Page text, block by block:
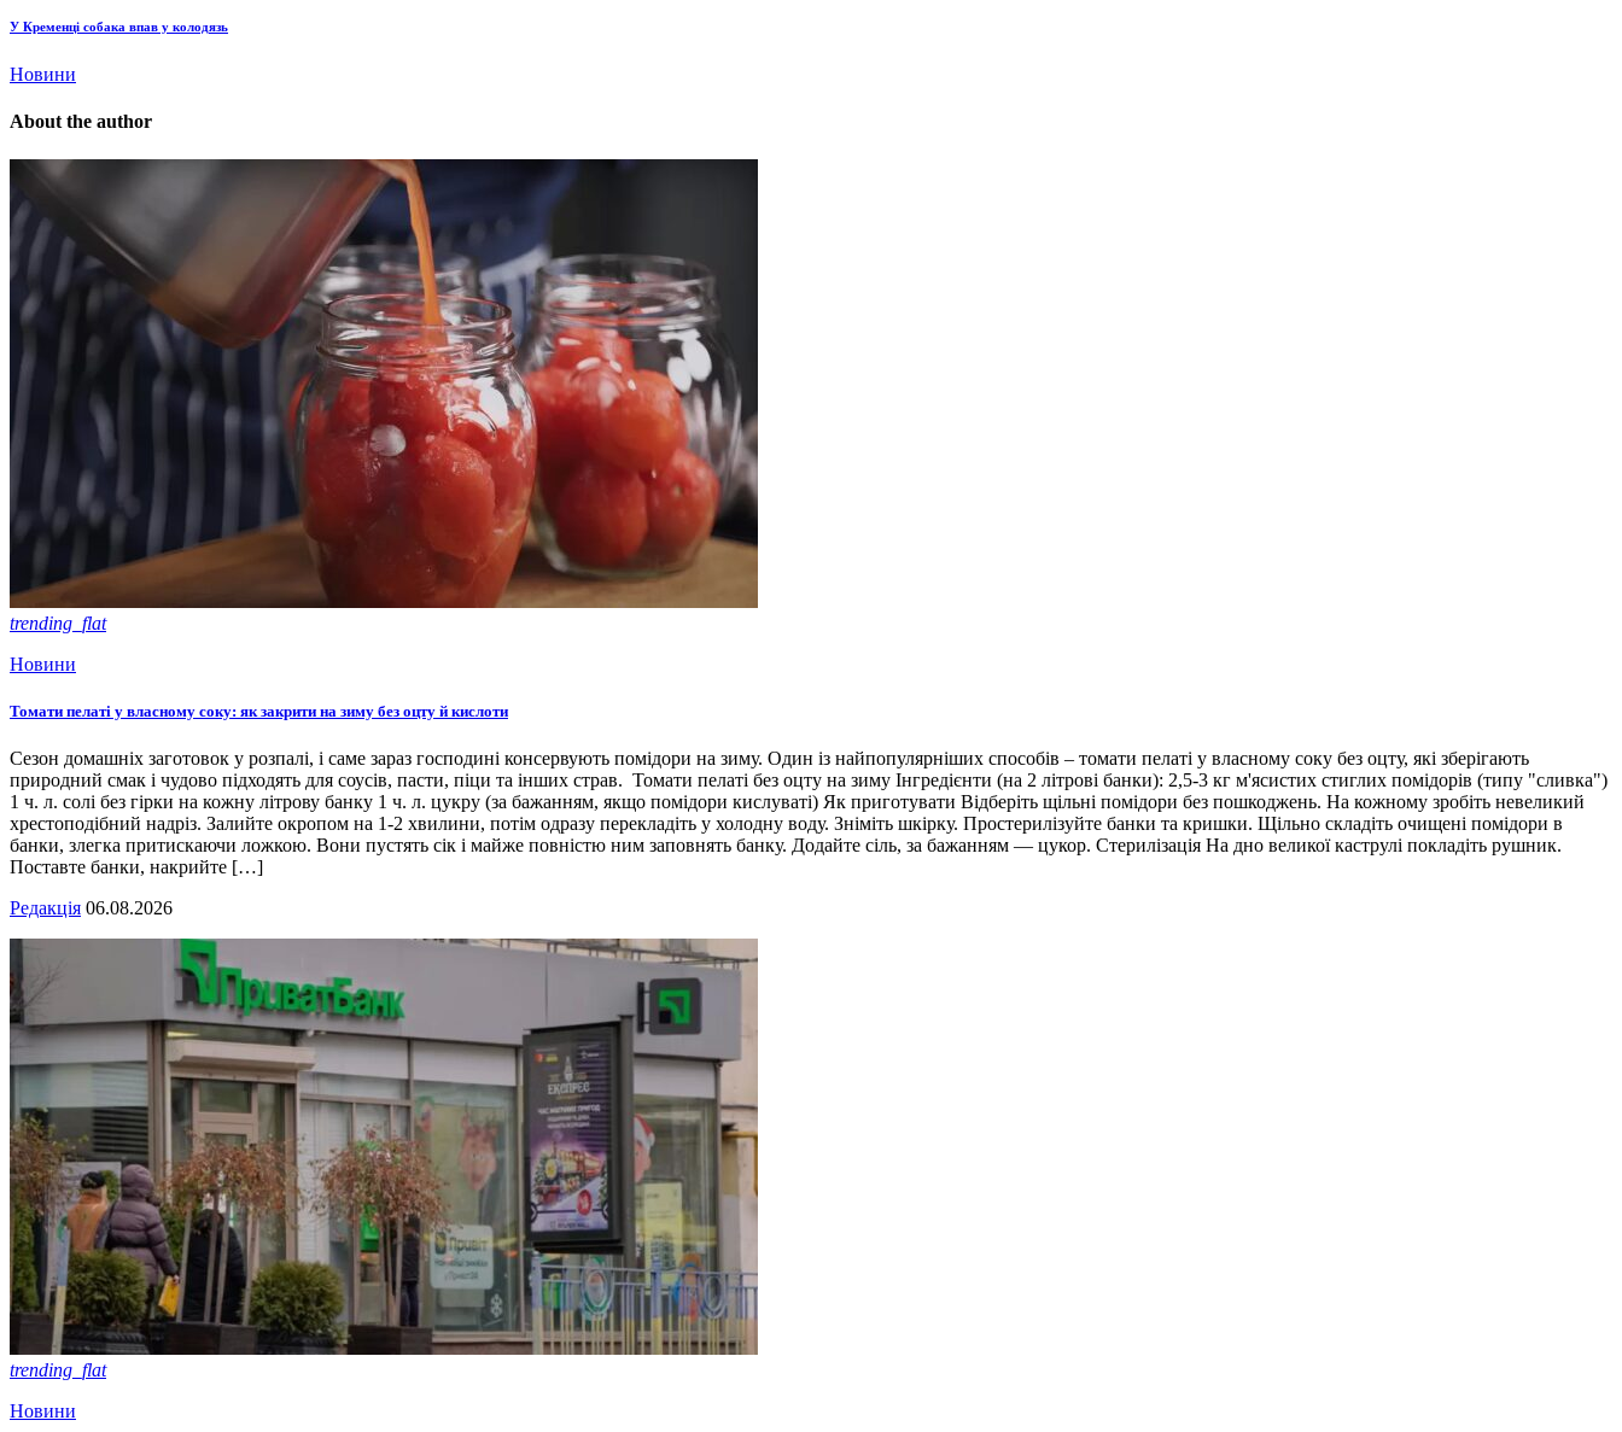
У Кременці собака впав у колодязь
Новини
About the author
trending_flat
Новини
Томати пелаті у власному соку: як закрити на зиму без оцту й кислоти
Сезон домашніх заготовок у розпалі, і саме зараз господині консервують помідори на зиму. Один із найпопулярніших способів – томати пелаті у власному соку без оцту, які зберігають
природний смак і чудово підходять для соусів, пасти, піци та інших страв. Томати пелаті без оцту на зиму Інгредієнти (на 2 літрові банки): 2,5-3 кг м'ясистих стиглих помідорів (типу "сливка")
1 ч. л. солі без гірки на кожну літрову банку 1 ч. л. цукру (за бажанням, якщо помідори кислуваті) Як приготувати Відберіть щільні помідори без пошкоджень. На кожному зробіть невеликий
хрестоподібний надріз. Залийте окропом на 1-2 хвилини, потім одразу перекладіть у холодну воду. Зніміть шкірку. Простерилізуйте банки та кришки. Щільно складіть очищені помідори в
банки, злегка притискаючи ложкою. Вони пустять сік і майже повністю ним заповнять банку. Додайте сіль, за бажанням — цукор. Стерилізація На дно великої каструлі покладіть рушник.
Поставте банки, накрийте […]
Редакція 06.08.2026
trending_flat
Новини